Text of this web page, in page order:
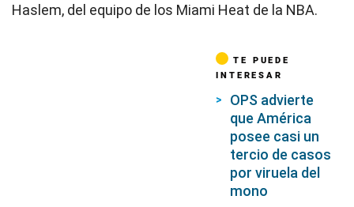
Haslem, del equipo de los Miami Heat de la NBA.
TE PUEDE
INTERESAR
OPS advierte
que América
posee casi un
tercio de casos
por viruela del
mono